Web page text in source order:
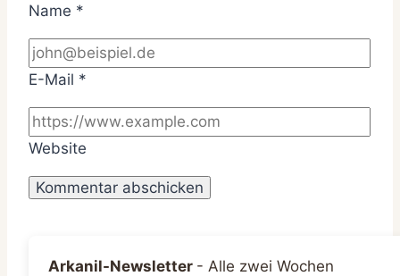
Name *
E-Mail *
Website
Arkanil-Newsletter - Alle zwei Wochen